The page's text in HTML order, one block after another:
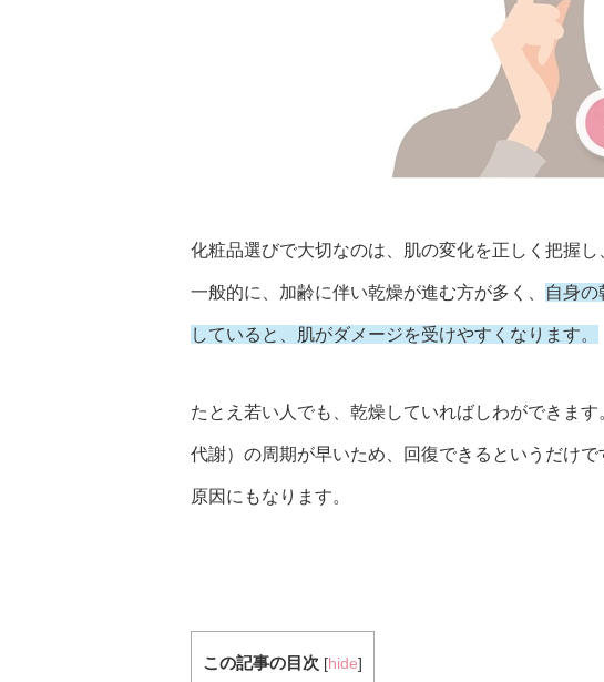
化粧品選びで大切なのは、肌の変化を正しく把握し
一般的に、加齢に伴い乾燥が進む方が多く、 自身
していると、肌がダメージを受けやすくなります。
たとえ若い人でも、乾燥していればしわができま
代謝）の周期が早いため、回復できるというだけ
原因にもなります。
この記事の目次 [hide]